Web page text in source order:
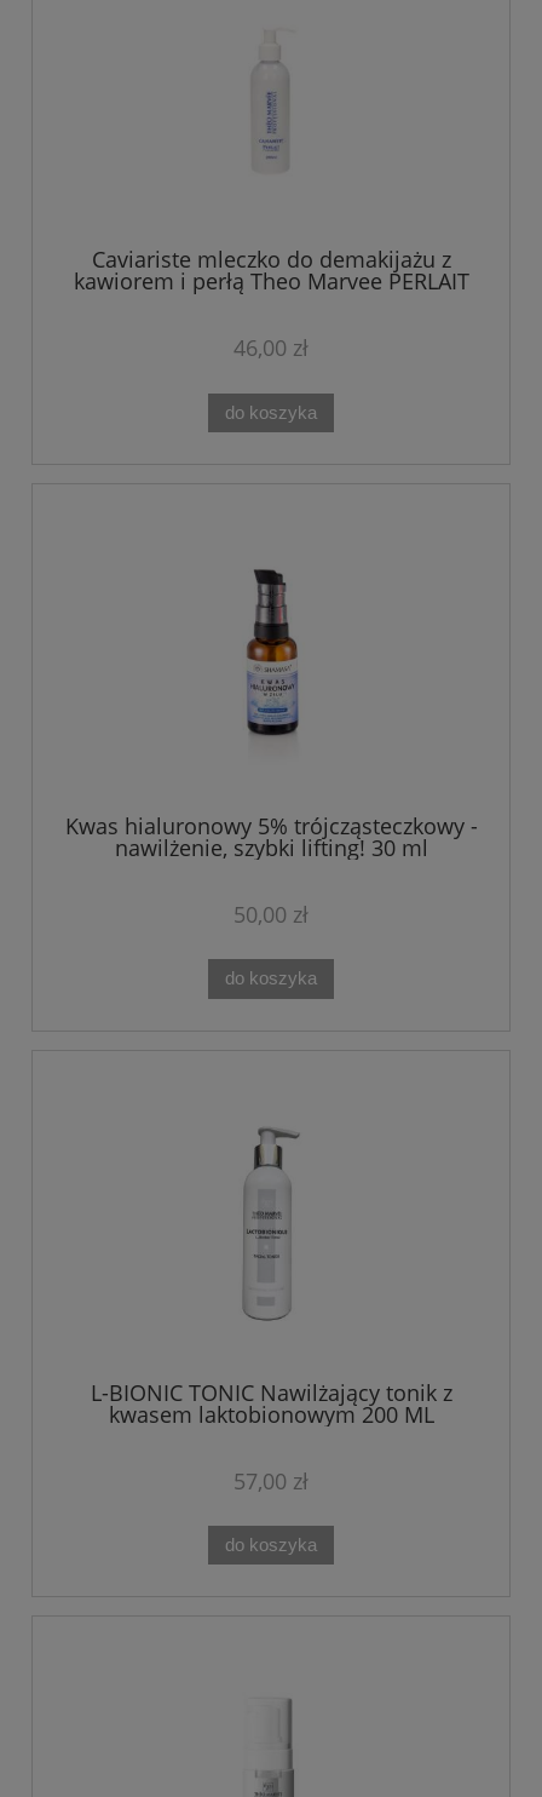
Caviariste mleczko do demakijażu z
kawiorem i perłą Theo Marvee PERLAIT
200 ml
46,00 zł
do koszyka
Kwas hialuronowy 5% trójcząsteczkowy -
nawilżenie, szybki lifting! 30 ml
50,00 zł
do koszyka
L-BIONIC TONIC Nawilżający tonik z
kwasem laktobionowym 200 ML
LACTOBIONIQUE
57,00 zł
do koszyka